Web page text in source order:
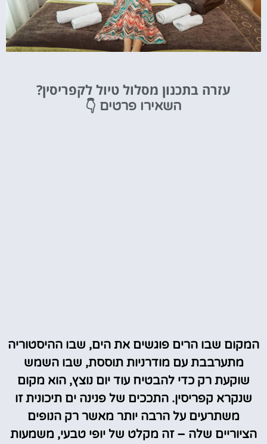
מציאת מלון
עזרה בתכנון מסלול טיול לקפריסין?
השאירו פרטים 👇
המקום שבו הרים פוגשים את הים, שבו ההיסטוריה
מתערבבת עם מודרניות תוססת, שבו השמש
שוקעת רק כדי להבטיח עוד יום נוצץ, הוא מקום
שנקרא קפריסין. התככים של פנינה ים תיכונית זו
משתרעים על הרבה יותר מאשר רק הנופים
הציוריים שלה – זה מקלט של יופי טבעי, משמעות